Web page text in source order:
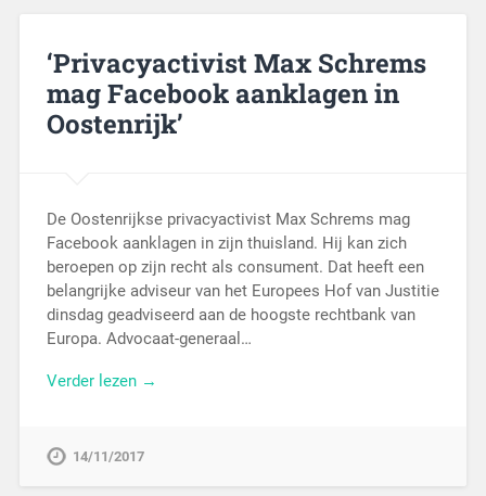
‘Privacyactivist Max Schrems
mag Facebook aanklagen in
Oostenrijk’
De Oostenrijkse privacyactivist Max Schrems mag
Facebook aanklagen in zijn thuisland. Hij kan zich
beroepen op zijn recht als consument. Dat heeft een
belangrijke adviseur van het Europees Hof van Justitie
dinsdag geadviseerd aan de hoogste rechtbank van
Europa. Advocaat-generaal…
Verder lezen →
14/11/2017